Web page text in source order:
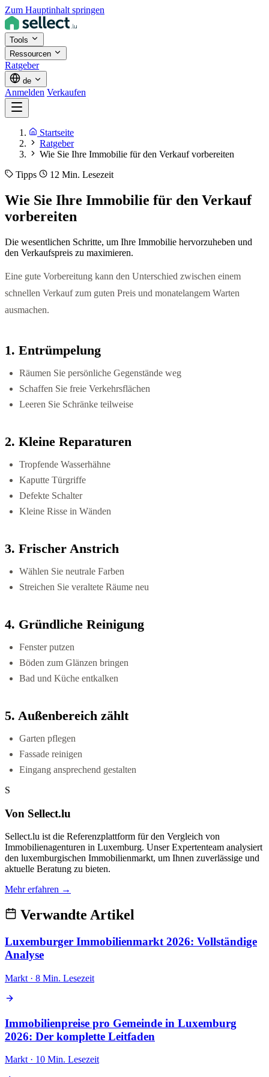
Zum Hauptinhalt springen
Tools
Ressourcen
Ratgeber
de
Anmelden Verkaufen
Startseite
Ratgeber
Wie Sie Ihre Immobilie für den Verkauf vorbereiten
Tipps
12 Min. Lesezeit
Wie Sie Ihre Immobilie für den Verkauf
vorbereiten
Die wesentlichen Schritte, um Ihre Immobilie hervorzuheben und
den Verkaufspreis zu maximieren.
Eine gute Vorbereitung kann den Unterschied zwischen einem
schnellen Verkauf zum guten Preis und monatelangem Warten
ausmachen.
1. Entrümpelung
Räumen Sie persönliche Gegenstände weg
Schaffen Sie freie Verkehrsflächen
Leeren Sie Schränke teilweise
2. Kleine Reparaturen
Tropfende Wasserhähne
Kaputte Türgriffe
Defekte Schalter
Kleine Risse in Wänden
3. Frischer Anstrich
Wählen Sie neutrale Farben
Streichen Sie veraltete Räume neu
4. Gründliche Reinigung
Fenster putzen
Böden zum Glänzen bringen
Bad und Küche entkalken
5. Außenbereich zählt
Garten pflegen
Fassade reinigen
Eingang ansprechend gestalten
S
Von Sellect.lu
Sellect.lu ist die Referenzplattform für den Vergleich von
Immobilienagenturen in Luxemburg. Unser Expertenteam analysiert
den luxemburgischen Immobilienmarkt, um Ihnen zuverlässige und
aktuelle Beratung zu bieten.
Mehr erfahren →
Verwandte Artikel
Luxemburger Immobilienmarkt 2026: Vollständige
Analyse
Markt · 8 Min. Lesezeit
Immobilienpreise pro Gemeinde in Luxemburg
2026: Der komplette Leitfaden
Markt · 10 Min. Lesezeit